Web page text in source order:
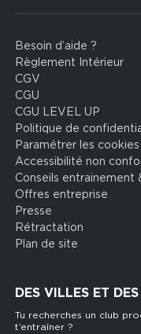
Footer
legal
Besoin d’aide ?
Règlement Intérieur
CGV
CGU
CGU LEVEL UP
Politique de
Paramétrer les cookies
Accessibilité non
Conseils entrainement
Offres entreprise
Presse
Rétractation
Plan de site
DES VILLES ET
Tu recherches un club
t’entraîner ?